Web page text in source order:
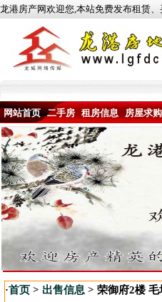
龙港房产网欢迎您,本站免费发布租赁、
网站首页 二手房 租房信息 房屋求购
·首页 > 出售信息 > 荣御府2楼 毛